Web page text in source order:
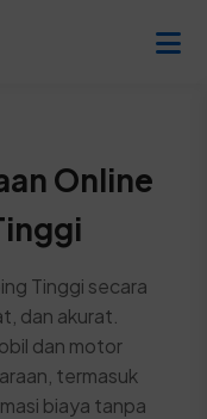
Online
Tinggi secara
dan akurat.
dan motor
termasuk
biaya tanpa